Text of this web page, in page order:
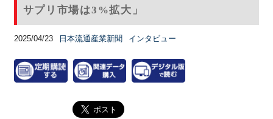
サプリ市場は3%拡大」
2025/04/23 日本流通産業新聞 インタビュー